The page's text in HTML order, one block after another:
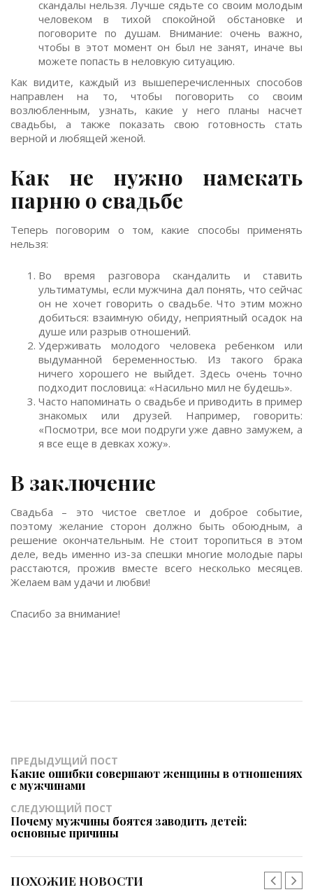
скандалы нельзя. Лучше сядьте со своим молодым
человеком в тихой спокойной обстановке и
поговорите по душам. Внимание: очень важно,
чтобы в этот момент он был не занят, иначе вы
можете попасть в неловкую ситуацию.
Как видите, каждый из вышеперечисленных способов
направлен на то, чтобы поговорить со своим
возлюбленным, узнать, какие у него планы насчет
свадьбы, а также показать свою готовность стать
верной и любящей женой.
Как не нужно намекать
парню о свадьбе
Теперь поговорим о том, какие способы применять
нельзя:
Во время разговора скандалить и ставить
ультиматумы, если мужчина дал понять, что сейчас
он не хочет говорить о свадьбе. Что этим можно
добиться: взаимную обиду, неприятный осадок на
душе или разрыв отношений.
Удерживать молодого человека ребенком или
выдуманной беременностью. Из такого брака
ничего хорошего не выйдет. Здесь очень точно
подходит пословица: «Насильно мил не будешь».
Часто напоминать о свадьбе и приводить в пример
знакомых или друзей. Например, говорить:
«Посмотри, все мои подруги уже давно замужем, а
я все еще в девках хожу».
В заключение
Свадьба – это чистое светлое и доброе событие,
поэтому желание сторон должно быть обоюдным, а
решение окончательным. Не стоит торопиться в этом
деле, ведь именно из-за спешки многие молодые пары
расстаются, прожив вместе всего несколько месяцев.
Желаем вам удачи и любви!
Спасибо за внимание!
ПРЕДЫДУЩИЙ ПОСТ
Какие ошибки совершают женщины в отношениях
с мужчинами
СЛЕДУЮЩИЙ ПОСТ
Почему мужчины боятся заводить детей:
основные причины
ПОХОЖИЕ НОВОСТИ